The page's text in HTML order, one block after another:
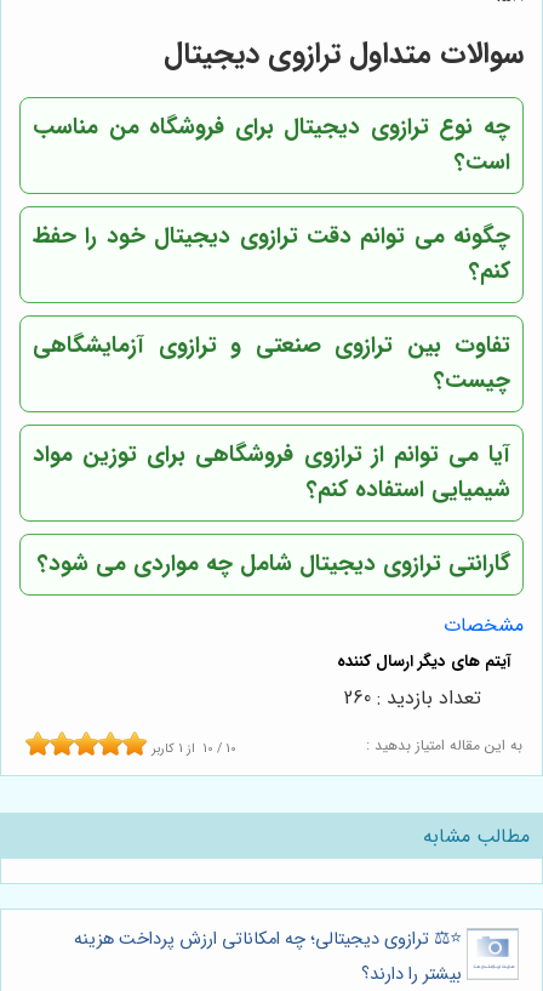
سوالات متداول ترازوی دیجیتال
چه نوع ترازوی دیجیتال برای فروشگاه من مناسب
است؟
چگونه می توانم دقت ترازوی دیجیتال خود را حفظ
کنم؟
تفاوت بین ترازوی صنعتی و ترازوی آزمایشگاهی
چیست؟
آیا می توانم از ترازوی فروشگاهی برای توزین مواد
شیمیایی استفاده کنم؟
گارانتی ترازوی دیجیتال شامل چه مواردی می شود؟
مشخصات
به این مقاله امتیاز بدهید : 10 / 10 از 1 کاربر
تعداد بازدید : 260
مطالب مشابه
⭐️⚖️ ترازوی دیجیتالی؛ چه امکاناتی ارزش پرداخت هزینه
بیشتر را دارند؟